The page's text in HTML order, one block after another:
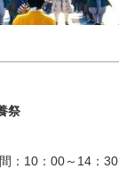
祭
：10：00～14：30